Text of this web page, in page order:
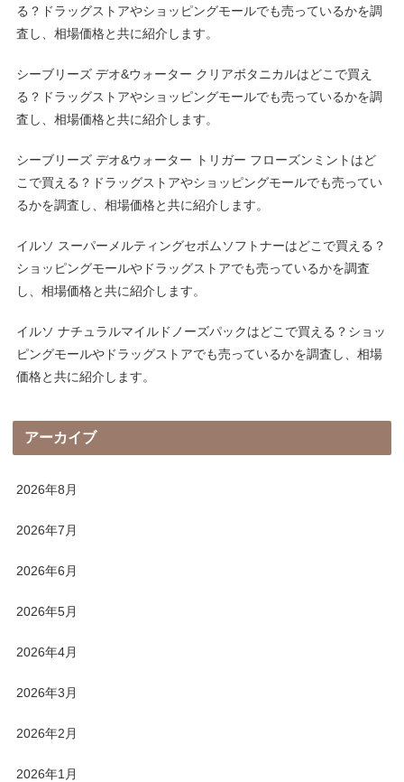
る？ドラッグストアやショッピングモールでも売っているかを調
査し、相場価格と共に紹介します。
シーブリーズ デオ&ウォーター クリアボタニカルはどこで買え
る？ドラッグストアやショッピングモールでも売っているかを調
査し、相場価格と共に紹介します。
シーブリーズ デオ&ウォーター トリガー フローズンミントはど
こで買える？ドラッグストアやショッピングモールでも売ってい
るかを調査し、相場価格と共に紹介します。
イルソ スーパーメルティングセボムソフトナーはどこで買える？
ショッピングモールやドラッグストアでも売っているかを調査
し、相場価格と共に紹介します。
イルソ ナチュラルマイルドノーズパックはどこで買える？ショッ
ピングモールやドラッグストアでも売っているかを調査し、相場
価格と共に紹介します。
アーカイブ
2026年8月
2026年7月
2026年6月
2026年5月
2026年4月
2026年3月
2026年2月
2026年1月